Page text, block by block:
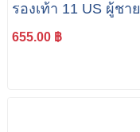
รองเท้า 11 US ผู้ชาย
แพค 3 ใบ
655.00 ฿